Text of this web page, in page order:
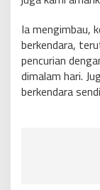
Ia mengimbau,
berkendara,
pencurian
dimalam hari.
berkendara